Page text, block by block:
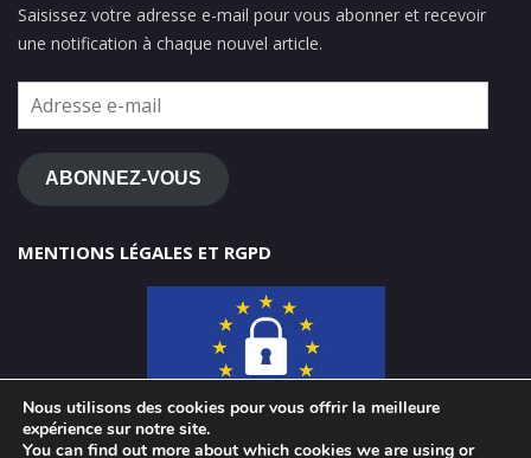
Saisissez votre adresse e-mail pour vous abonner et recevoir
une notification à chaque nouvel article.
Adresse
mail
ABONNEZ-VOUS
MENTIONS LÉGALES ET RGPD
Nous utilisons des cookies pour vous offrir la meilleure
expérience sur notre site.
You can find out more about which cookies we are using or